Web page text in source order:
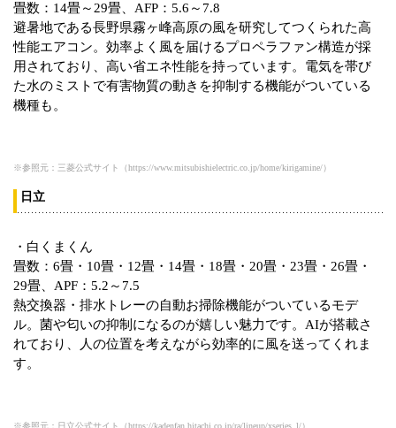
畳数：14畳～29畳、AFP：5.6～7.8
避暑地である長野県霧ヶ峰高原の風を研究してつくられた高
性能エアコン。効率よく風を届けるプロペラファン構造が採
用されており、高い省エネ性能を持っています。電気を帯び
た水のミストで有害物質の動きを抑制する機能がついている
機種も。
※参照元：三菱公式サイト（https://www.mitsubishielectric.co.jp/home/kirigamine/）
日立
・白くまくん
畳数：6畳・10畳・12畳・14畳・18畳・20畳・23畳・26畳・
29畳、APF：5.2～7.5
熱交換器・排水トレーの自動お掃除機能がついているモデ
ル。菌や匂いの抑制になるのが嬉しい魅力です。AIが搭載さ
れており、人の位置を考えながら効率的に風を送ってくれま
す。
※参照元：日立公式サイト（https://kadenfan.hitachi.co.jp/ra/lineup/xseries_l/）